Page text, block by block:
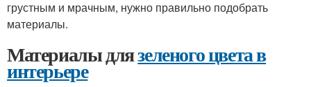
грустным и мрачным, нужно правильно подобрать
материалы.
Материалы длязеленого цвета в
интерьере